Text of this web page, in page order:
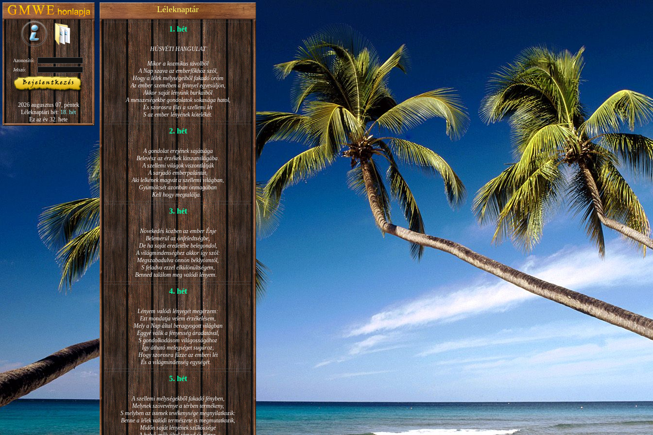
Azonosító:
Jelszó:
2026 augusztus 07, péntek
Léleknaptári hét:18. hét
Ez az év 32. hete
Léleknaptár
1. hét
HÚSVÉTI HANGULAT
Mikor a kozmikus távolból
A Nap szava az emberfőkhöz szól,
Hogy a lélek mélységeiből fakadó öröm
Az ember szemében a fénnyel egyesüljön,
Akkor saját lényünk burkaiból
A messzeségekbe gondolatok sokasága hatol,
És szorosra főzi a szellemi lét
S az ember lényének kötelékét.
2. hét
A gondolat erejének sajátsága
Belevész az érzékek látszatvilágába.
A szellemi világok viszontlátják
A sarjadó emberpalántát,
Aki lelkének magvát a szellemi világban,
Gyümölcsét azonban önmagában
Kell hogy megtalálja.
3. hét
Növekedés közben az ember Énje
Belemerül az önfeledtségbe,
De ha saját eredetébe belegondol,
A világmindenséghez akkor így szól:
Megszabadulva önnön béklyóimtól,
S feladva ezzel elkülönültségem,
Benned találom meg valódi lényem.
4. hét
Lényem valódi lényegét megérzem:
Ezt mondatja velem érzékelésem,
Mely a Nap által beragyogott világban
Eggyé válik a fényesség áradatával,
S gondolkodásom világosságához
Így átható melegséget sugároz,
Hogy szorosra fűzze az emberi lét
És a világmindenség egységét.
5. hét
A szellemi mélységekből fakadó fényben,
Melynek szövevénye a térben termékeny,
S melyben az istenek tevékenysége megnyilatkozik:
Benne a lélek valódi természete is megmutatkozik,
Midőn saját lényének szűkössége